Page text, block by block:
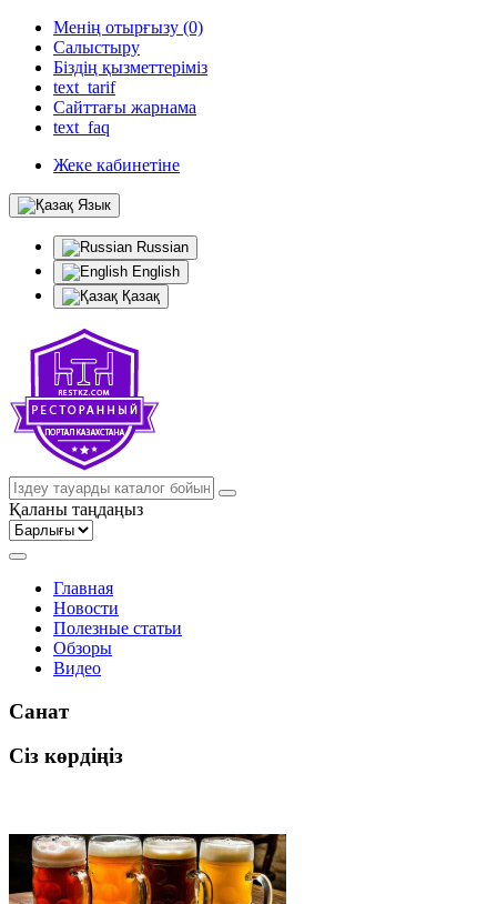
Менің отырғызу (0)
Салыстыру
Біздің қызметтеріміз
text_tarif
Сайттағы жарнама
text_faq
Жеке кабинетіне
Язык
Russian
English
Қазақ
Қаланы таңдаңыз
Главная
Новости
Полезные статьи
Обзоры
Видео
Санат
Сіз көрдіңіз